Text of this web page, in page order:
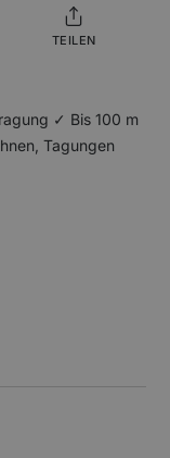
TEILEN
✓ Bis 100 m
Tagungen